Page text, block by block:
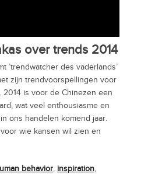
over trends 2014
’trendwatcher des vaderlands’
zijn trendvoorspellingen voor
2014 is voor de Chinezen een
wat veel enthousiasme en
ons handelen komend jaar.
wie kansen wil zien en
behavior, inspiration,